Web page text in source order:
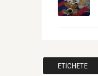
ETICHETE